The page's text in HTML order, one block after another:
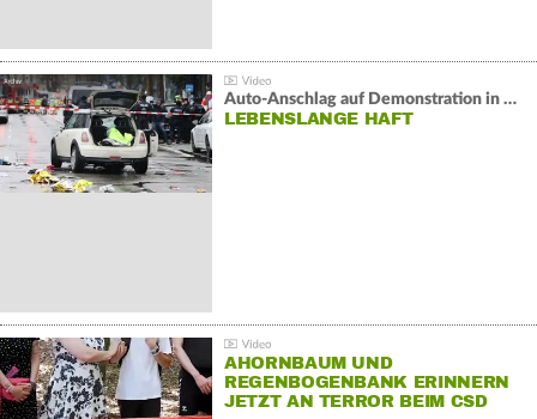
Auto-Anschlag auf Demonstration in München:
LEBENSLANGE HAFT
AHORNBAUM UND
REGENBOGENBANK ERINNERN
JETZT AN TERROR BEIM CSD